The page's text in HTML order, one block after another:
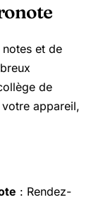
et de
de
appareil,
: Rendez-